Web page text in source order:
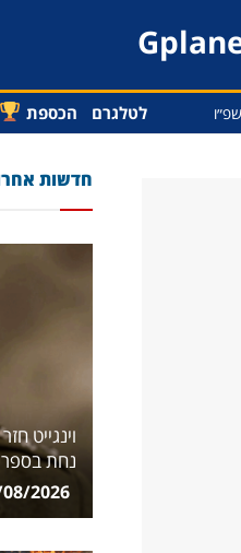
לטלגרם הכספת
חדשות
וינגייט
נחת
07/08/2026